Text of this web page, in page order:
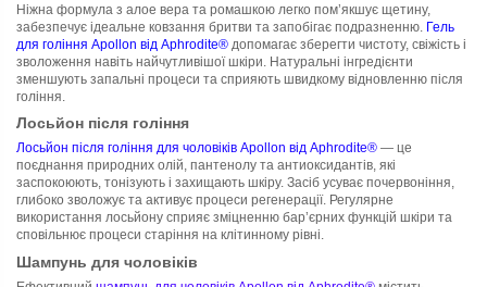
Ніжна формула з алое вера та ромашкою легко пом’якшує щетину,
забезпечує ідеальне ковзання бритви та запобігає подразненню. Гель
для гоління Apollon від Aphrodite® допомагає зберегти чистоту, свіжість і
зволоження навіть найчутливішої шкіри. Натуральні інгредієнти
зменшують запальні процеси та сприяють швидкому відновленню після
гоління.
Лосьйон після гоління
Лосьйон після гоління для чоловіків Apollon від Aphrodite® — це
поєднання природних олій, пантенолу та антиоксидантів, які
заспокоюють, тонізують і захищають шкіру. Засіб усуває почервоніння,
глибоко зволожує та активує процеси регенерації. Регулярне
використання лосьйону сприяє зміцненню бар’єрних функцій шкіри та
сповільнює процеси старіння на клітинному рівні.
Шампунь для чоловіків